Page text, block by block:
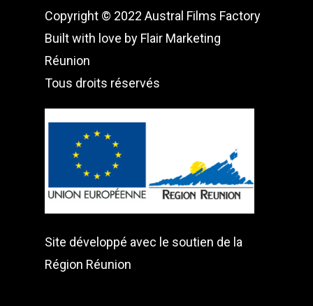
Copyright © 2022 Austral Films Factory
Built with love by Flair Marketing
Réunion
Tous droits réservés
Site développé avec le soutien de la
Région Réunion